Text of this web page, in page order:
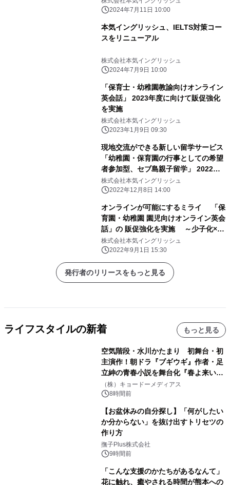
2024年7月11日 10:00
本気イングリッシュ、IELTS対策コー
スをリニューアル
株式会社本気イングリッシュ
2024年7月9日 10:00
「保育士・幼稚園教諭向けオンライン
英会話」 2023年度に向けて販促強化
を実施
株式会社本気イングリッシュ
2023年1月9日 09:30
現地交流ができる新しい留学サービス
「幼稚園・保育園の行事としての希望
者参加型、セブ島親子留学」 2022年
12月19日提供開始
株式会社本気イングリッシュ
2022年12月8日 14:00
オンラインが可能にするミライ 「保
育園・幼稚園 園児向けオンライン英会
話」の 販促強化を実施 ～少子化×コ
ロナ禍に求められる幼児英語教育のか
たち～
株式会社本気イングリッシュ
2022年9月1日 15:30
発行者のリリースをもっと見る
ライフスタイルの新着 もっと見る
空気階段・水川かたまり 初舞台・初
主演作！朝ドラ『ブギウギ』作者・足
立紳の青春小説を舞台化『春よ来い、
マジで来い』キービジュアル解禁！
（株）キョードーメディアス
8時間前
【お盆休みの自分探し】「何がしたい
か分からない」を抜け出すトリセツの
作り方
撫子Plus株式会社
9時間前
「こんな支援のかたちがあるなんて」
花に触れ、癒やされる時間が熊本への